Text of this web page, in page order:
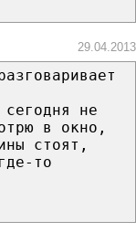
29.04.2013
не
в окно,
стоят,
то